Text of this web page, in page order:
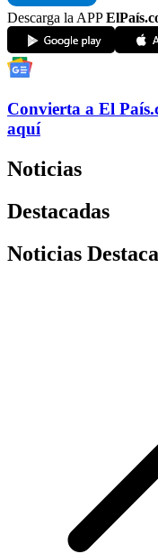
Descarga la APP
Convierta a El País
aquí
Noticias
Destacadas
Noticias